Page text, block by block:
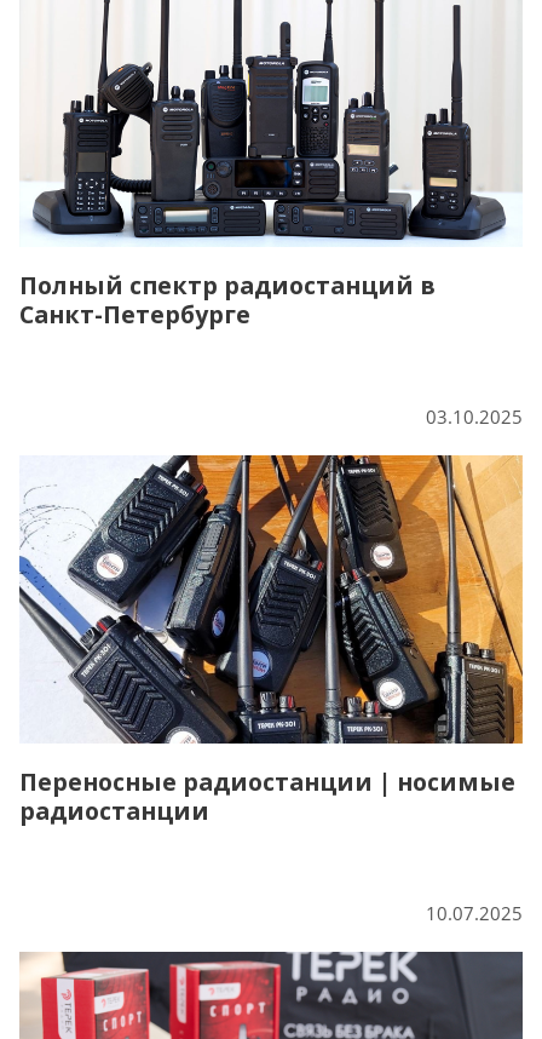
Полный спектр радиостанций в
Санкт-Петербурге
03.10.2025
Переносные радиостанции | носимые
радиостанции
10.07.2025